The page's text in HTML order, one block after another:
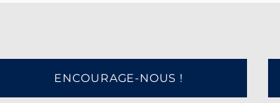
ENCOURAGE-NOUS !